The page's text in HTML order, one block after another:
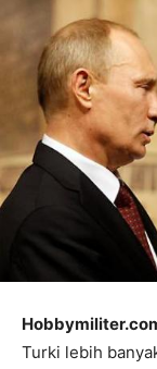
Turki lebih